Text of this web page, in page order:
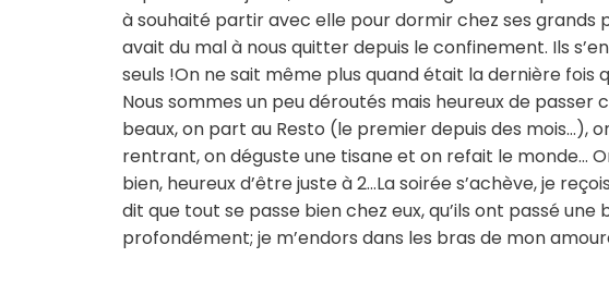
à souhaité partir avec elle pour dormir chez ses grands
avait du mal à nous quitter depuis le confinement. Ils
seuls !On ne sait même plus quand était la dernière fois
Nous sommes un peu déroutés mais heureux de passer
beaux, on part au Resto (le premier depuis des mois…),
rentrant, on déguste une tisane et on refait le monde…
bien, heureux d’être juste à 2…La soirée s’achève, je
dit que tout se passe bien chez eux, qu’ils ont passé
profondément; je m’endors dans les bras de mon